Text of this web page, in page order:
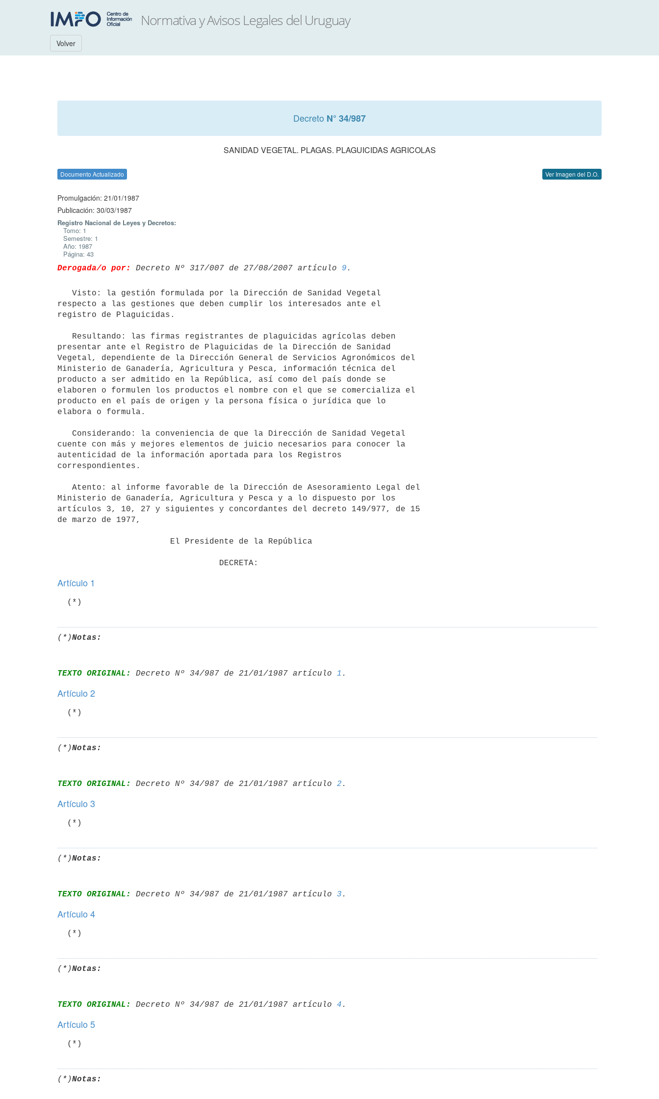
Volver
Decreto N° 34/987
SANIDAD VEGETAL. PLAGAS. PLAGUICIDAS AGRICOLAS
Documento Actualizado Ver Imagen del D.O.
Promulgación: 21/01/1987
Publicación: 30/03/1987
Registro Nacional de Leyes y Decretos:
Tomo: 1
Semestre: 1
Año: 1987
Página: 43
Derogada/o por: Decreto Nº 317/007 de 27/08/2007 artículo 9
respecto a las gestiones que deben cumplir los interesados ante el
registro de Plaguicidas.
presentar ante el Registro de Plaguicidas de la Dirección de Sanidad
Vegetal, dependiente de la Dirección General de Servicios Agronómicos del
Ministerio de Ganadería, Agricultura y Pesca, información técnica del
producto a ser admitido en la República, así como del país donde se
elaboren o formulen los productos el nombre con el que se comercializa el
producto en el país de origen y la persona física o jurídica que lo
elabora o formula.
cuente con más y mejores elementos de juicio necesarios para conocer la
autenticidad de la información aportada para los Registros
correspondientes.
Ministerio de Ganadería, Agricultura y Pesca y a lo dispuesto por los
artículos 3, 10, 27 y siguientes y concordantes del decreto 149/977, de 15
de marzo de 1977,
Artículo 1
(*)Notas:
TEXTO ORIGINAL: Decreto Nº 34/987 de 21/01/1987 artículo 1
Artículo 2
  (*)
(*)Notas:
TEXTO ORIGINAL: Decreto Nº 34/987 de 21/01/1987 artículo 2
Artículo 3
  (*)
(*)Notas:
TEXTO ORIGINAL: Decreto Nº 34/987 de 21/01/1987 artículo 3
Artículo 4
  (*)
(*)Notas:
TEXTO ORIGINAL: Decreto Nº 34/987 de 21/01/1987 artículo 4
Artículo 5
  (*)
(*)Notas: